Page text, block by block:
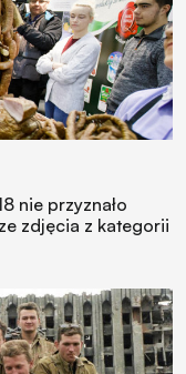
nie przyznało
zdjęcia z kategorii